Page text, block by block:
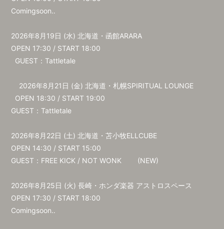
Comingsoon‥
2026年8月19日 (水) 北海道・函館ARARA
OPEN 17:30 / START 18:00
GUEST：Tattletale
2026年8月21日 (金) 北海道・札幌SPIRITUAL LOUNGE
OPEN 18:30 / START 19:00
GUEST：Tattletale
2026年8月22日 (土) 北海道・苫小牧ELLCUBE
OPEN 14:30 / START 15:00
GUEST：FREE KICK / NOT WONK (NEW)
2026年8月25日 (火) 長崎・ホンダ楽器 アストロスペース
OPEN 17:30 / START 18:00
Comingsoon‥